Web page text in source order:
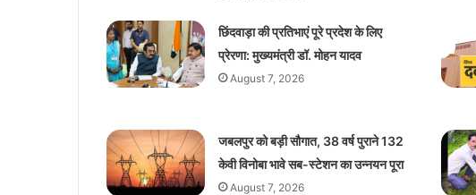
छिंदवाड़ा की प्रतिभाएं पूरे प्रदेश के लिए
प्रेरणा: मुख्यमंत्री डॉ. मोहन यादव
August 7, 2026
जबलपुर को बड़ी सौगात, 38 वर्ष पुराने 132
केवी विनोबा भावे सब-स्टेशन का उन्नयन पूरा
August 7, 2026